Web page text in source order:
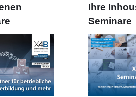
Ihre
Seminare